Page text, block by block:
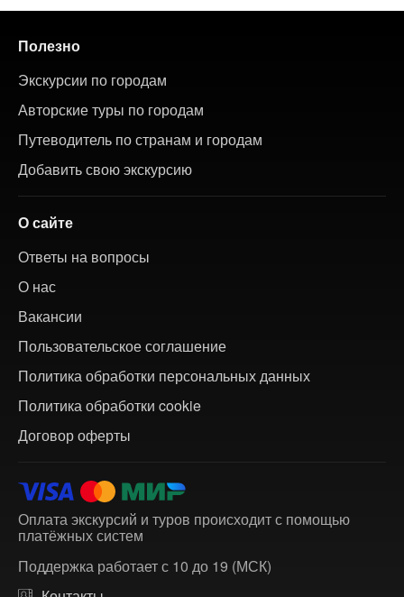
Полезно
Экскурсии по городам
Авторские туры по городам
Путеводитель по странам и городам
Добавить свою экскурсию
О сайте
Ответы на вопросы
О нас
Вакансии
Пользовательское соглашение
Политика обработки персональных данных
Политика обработки cookie
Договор оферты
Оплата экскурсий и туров происходит с помощью
платёжных систем
Поддержка работает с 10 до 19 (МСК)